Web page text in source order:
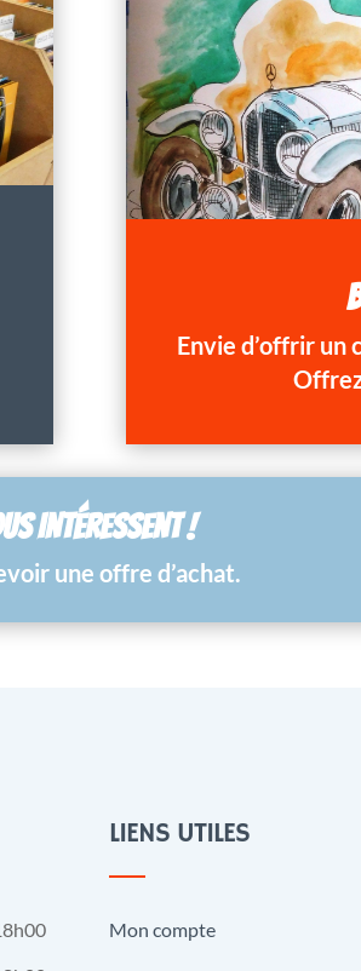
Envie d’offrir un
INTÉRESSENT !
une offre d’achat.
LIENS UTILES
Mon compte